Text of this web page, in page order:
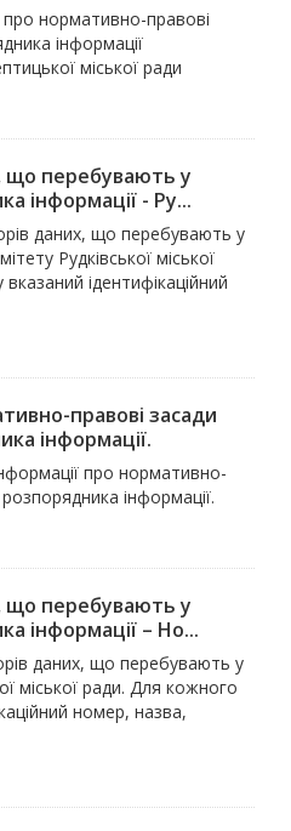
нормативно-правові
інформації
міської ради
що перебувають у
інформації - Ру...
даних, що перебувають у
Рудківської міської
ідентифікаційний
правові засади
інформації.
про нормативно-
інформації.
що перебувають у
інформації – Но...
даних, що перебувають у
міської ради. Для кожного
номер, назва,